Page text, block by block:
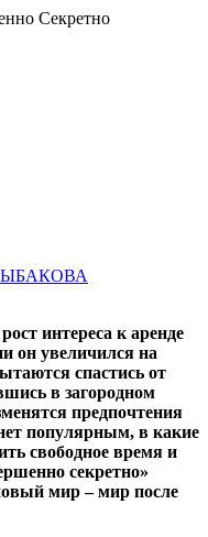
интереса к аренде
он увеличился на
спастись от
в загородном
предпочтения
популярным, в какие
свободное время и
секретно»
мир – мир после